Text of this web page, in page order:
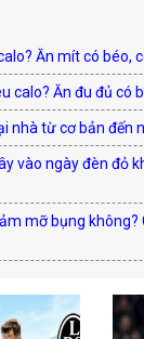
Ăn mít có béo,
calo? Ăn đu đủ có
nhà từ cơ bản đến
vào ngày đèn đỏ
mỡ bụng